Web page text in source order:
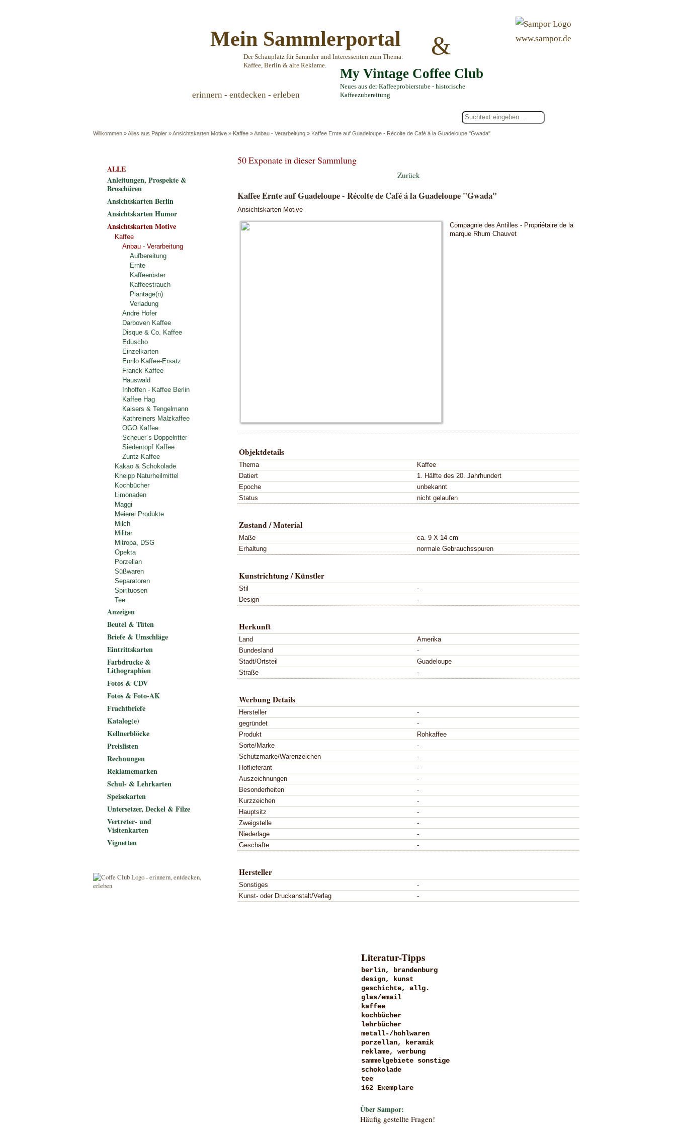
Mein Sammlerportal
Der Schauplatz für Sammler und Interessenten zum Thema:
Kaffee, Berlin & alte Reklame.
&
My Vintage Coffee Club
Neues aus der Kaffeeprobierstube - historische
Kaffeezubereitung
www.sampor.de
erinnern - entdecken - erleben
Willkommen »Alles aus Papier »Ansichtskarten Motive » Kaffee »Anbau - Verarbeitung » Kaffee Ernte auf Guadeloupe - Récolte de Café á la Guadeloupe "Gwada"
50 Exponate in dieser Sammlung
Zurück
Kaffee Ernte auf Guadeloupe - Récolte de Café á la Guadeloupe "Gwada"
Ansichtskarten Motive
Compagnie des Antilles - Propriétaire de la
marque Rhum Chauvet
Objektdetails
Thema
Kaffee
Datiert
1. Hälfte des 20. Jahrhundert
Epoche
unbekannt
Status
nicht gelaufen
Zustand / Material
Maße
ca. 9 X 14 cm
Erhaltung
normale Gebrauchsspuren
Kunstrichtung / Künstler
Stil
-
Design
-
Herkunft
Land
Amerika
Bundesland
-
Stadt/Ortsteil
Guadeloupe
Straße
-
Werbung Details
Hersteller
-
gegründet
-
Produkt
Rohkaffee
Sorte/Marke
-
Schutzmarke/Warenzeichen
-
Hoflieferant
-
Auszeichnungen
-
Besonderheiten
-
Kurzzeichen
-
Hauptsitz
-
Zweigstelle
-
Niederlage
-
Geschäfte
-
Hersteller
Sonstiges
-
Kunst- oder Druckanstalt/Verlag
-
ALLE
Anleitungen, Prospekte &
Broschüren
Ansichtskarten Berlin
Ansichtskarten Humor
Ansichtskarten Motive
Kaffee
Anbau - Verarbeitung
Aufbereitung
Ernte
Kaffeeröster
Kaffeestrauch
Plantage(n)
Verladung
Andre Hofer
Darboven Kaffee
Disque & Co. Kaffee
Eduscho
Einzelkarten
Enrilo Kaffee-Ersatz
Franck Kaffee
Hauswald
Inhoffen - Kaffee Berlin
Kaffee Hag
Kaisers & Tengelmann
Kathreiners Malzkaffee
OGO Kaffee
Scheuer´s Doppelritter
Siedentopf Kaffee
Zuntz Kaffee
Kakao & Schokolade
Kneipp Naturheilmittel
Kochbücher
Limonaden
Maggi
Meierei Produkte
Milch
Militär
Mitropa, DSG
Opekta
Porzellan
Süßwaren
Separatoren
Spirituosen
Tee
Anzeigen
Beutel & Tüten
Briefe & Umschläge
Eintrittskarten
Farbdrucke &
Lithographien
Fotos & CDV
Fotos & Foto-AK
Frachtbriefe
Katalog(e)
Kellnerblöcke
Preislisten
Rechnungen
Reklamemarken
Schul- & Lehrkarten
Speisekarten
Untersetzer, Deckel & Filze
Vertreter- und
Visitenkarten
Vignetten
Literatur-Tipps
berlin, brandenburg
design, kunst
geschichte, allg.
glas/email
kaffee
kochbücher
lehrbücher
metall-/hohlwaren
porzellan, keramik
reklame, werbung
sammelgebiete sonstige
schokolade
tee
162 Exemplare
Über Sampor:
Häufig gestellte Fragen!